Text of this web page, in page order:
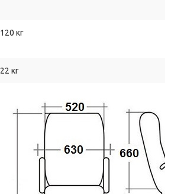
120 кг
22 кг